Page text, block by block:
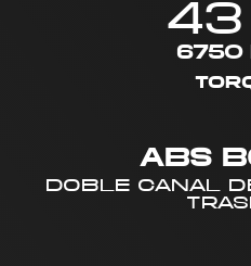
43
6750
ABS
DOBLE CANAL